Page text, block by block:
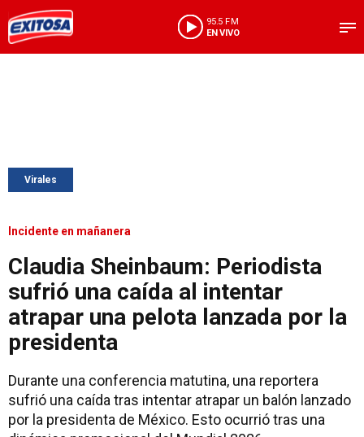
95.5 FM
EN VIVO
Virales
Incidente en mañanera
Claudia Sheinbaum: Periodista
sufrió una caída al intentar
atrapar una pelota lanzada por la
presidenta
Durante una conferencia matutina, una reportera
sufrió una caída tras intentar atrapar un balón lanzado
por la presidenta de México. Esto ocurrió tras una